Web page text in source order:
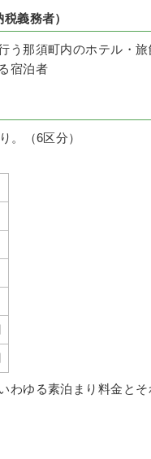
義務者）
う那須町内のホテル・
宿泊者
。（6区分）
わゆる素泊まり料金と